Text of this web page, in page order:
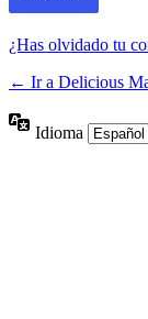
¿Has olvidado tu
← Ir a Delicious
Idioma